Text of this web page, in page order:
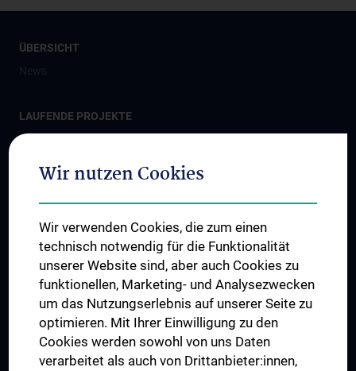
ÜBERSICHT
LAUFENDE PROJEKTE
MedUni Campus Mariannengasse
Eric Kandel Institute - Center for Precision Medicine
Ignaz Semmelweis Institut
ABGESCHLOSSENE PROJEKTE
Erweiterung des Anna Spiegel-Forschungsgebäudes
Himberg Neubau
Josephinum - Sammlungen der Medizinischen Universität Wien
Wir nutzen Cookies
Wir verwenden Cookies, die zum einen
technisch notwendig für die Funktionalität
unserer Website sind, aber auch Cookies zu
funktionellen, Marketing- und Analysezwecken
um das Nutzungserlebnis auf unserer Seite zu
optimieren. Mit Ihrer Einwilligung zu den
Cookies werden sowohl von uns Daten
verarbeitet als auch von Drittanbieter:innen,